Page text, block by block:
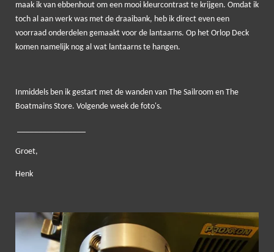
e
n
maak ik van ebbenhout om een mooi kleurcontrast te krijgen. Omdat ik
toch al aan werk was met de draaibank, heb ik direct even een
voorraad onderdelen gemaakt voor de lantaarns. Op het Orlop Deck
komen namelijk nog al wat lantaarns te hangen.
Inmiddels ben ik gestart met de wanden van The Sailroom en The
Boatmains Store. Volgende week de foto's.
Groet,
Henk